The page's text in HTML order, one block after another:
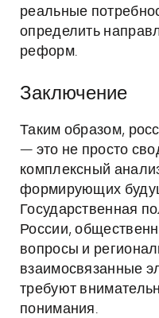
реальные
определить
реформ.
Заключение
Таким образом,
— это не просто
комплексный
формирующих
Государственная
России,
вопросы и
взаимосвязанные
требуют
понимания.